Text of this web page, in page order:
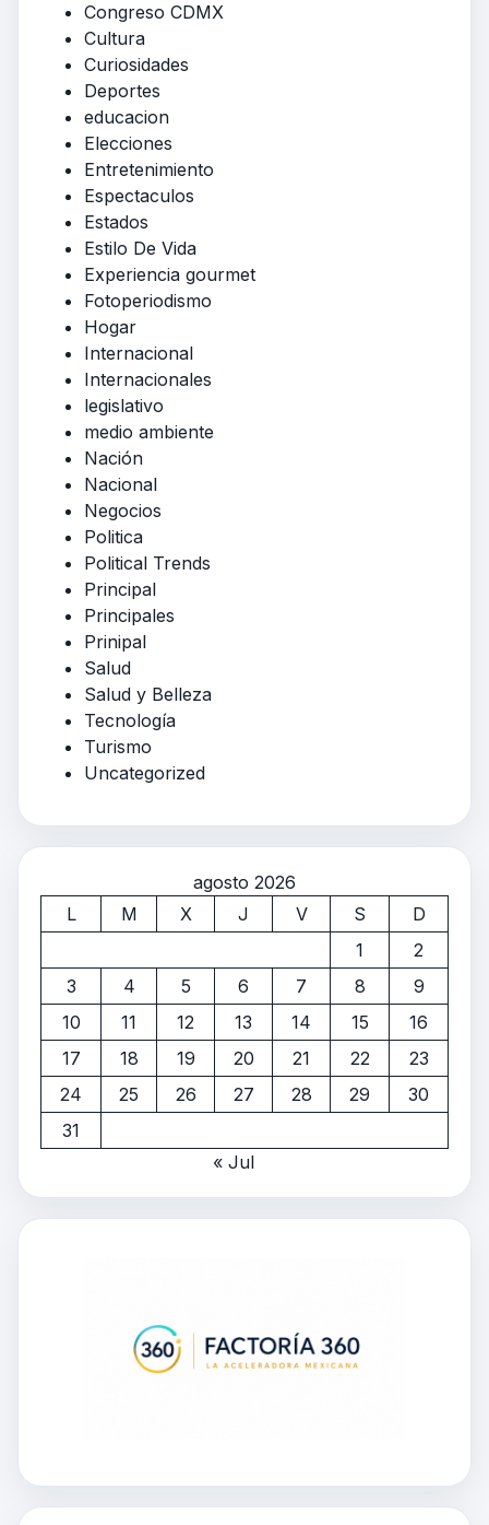
Congreso CDMX
Cultura
Curiosidades
Deportes
educacion
Elecciones
Entretenimiento
Espectaculos
Estados
Estilo De Vida
Experiencia gourmet
Fotoperiodismo
Hogar
Internacional
Internacionales
legislativo
medio ambiente
Nación
Nacional
Negocios
Politica
Political Trends
Principal
Principales
Prinipal
Salud
Salud y Belleza
Tecnología
Turismo
Uncategorized
agosto 2026
L
M X J V S
D
1
2
3
4 5 6 7 8
9
10
11 12 13 14 15
16
17
18 19 20 21 22
23
24
25 26 27 28 29
30
31
« Jul